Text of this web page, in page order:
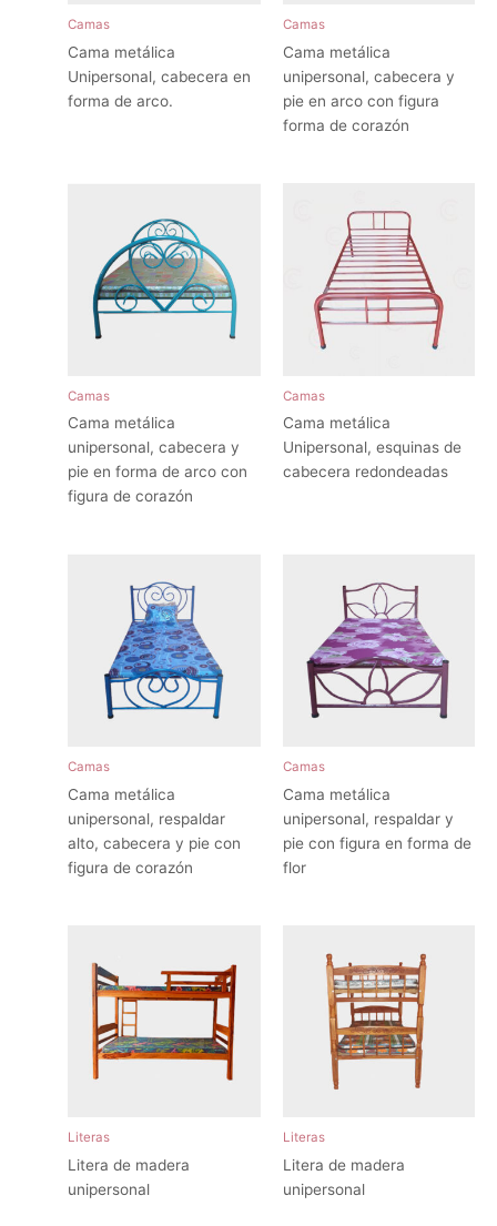
Camas
Cama metálica
Unipersonal, cabecera en
forma de arco.
Camas
Cama metálica
unipersonal, cabecera y
pie en arco con figura
forma de corazón
Camas
Cama metálica
unipersonal, cabecera y
pie en forma de arco con
figura de corazón
Camas
Cama metálica
Unipersonal, esquinas de
cabecera redondeadas
Camas
Cama metálica
unipersonal, respaldar
alto, cabecera y pie con
figura de corazón
Camas
Cama metálica
unipersonal, respaldar y
pie con figura en forma de
flor
Literas
Litera de madera
unipersonal
Literas
Litera de madera
unipersonal